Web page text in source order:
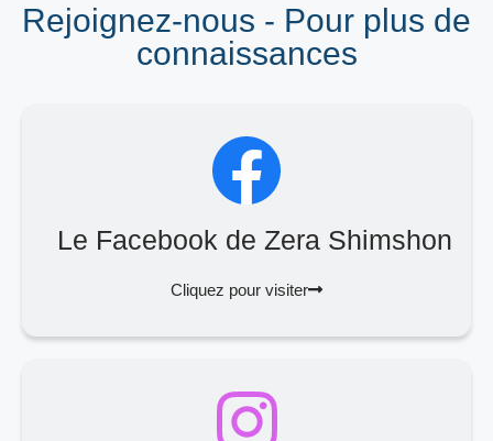
Rejoignez-nous - Pour plus de
connaissances
Le Facebook de Zera Shimshon
Cliquez pour visiter